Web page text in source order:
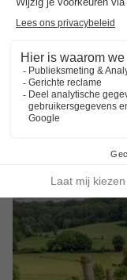
Weg in september!
Kies een rustige en